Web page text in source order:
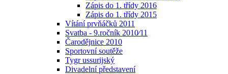
Zápis do 1. třídy 2016
Zápis do 1. třídy 2015
Vítání prvňáčků 2011
Svatba - 9.ročník 2010⁄11
Čarodějnice 2010
Sportovní soutěže
Tygr ussurijský
Divadelní představení